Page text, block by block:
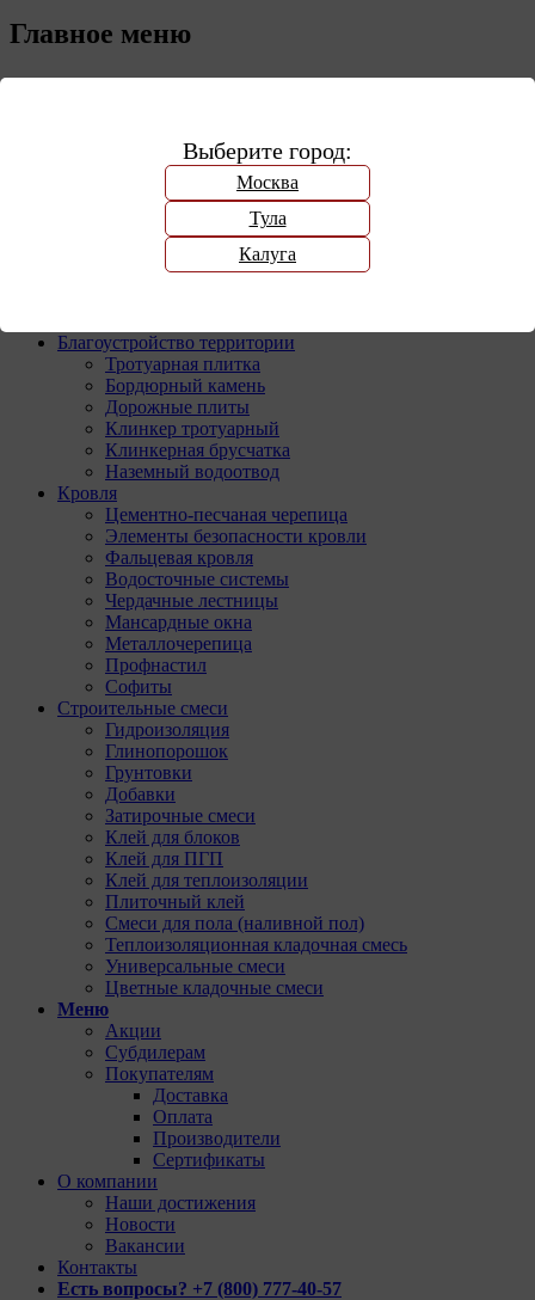
Выберите город:
Москва
Тула
Калуга
Главное меню
Категории
Ручная формовка
Рядовой кирпич
Клинкерный кирпич
Газобетонные блоки
Керамические блоки
Благоустройство территории
Тротуарная плитка
Бордюрный камень
Дорожные плиты
Клинкер тротуарный
Клинкерная брусчатка
Наземный водоотвод
Кровля
Цементно-песчаная черепица
Элементы безопасности кровли
Фальцевая кровля
Водосточные системы
Чердачные лестницы
Мансардные окна
Металлочерепица
Профнастил
Софиты
Строительные смеси
Гидроизоляция
Глинопорошок
Грунтовки
Добавки
Затирочные смеси
Клей для блоков
Клей для ПГП
Клей для теплоизоляции
Плиточный клей
Смеси для пола (наливной пол)
Теплоизоляционная кладочная смесь
Универсальные смеси
Цветные кладочные смеси
Меню
Акции
Субдилерам
Покупателям
Доставка
Оплата
Производители
Сертификаты
О компании
Наши достижения
Новости
Вакансии
Контакты
Есть вопросы? +7 (800) 777-40-57